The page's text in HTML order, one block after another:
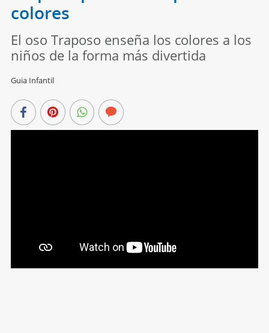
colores
El oso Traposo enseña los colores a los
niños de la forma más divertida
Guia Infantil